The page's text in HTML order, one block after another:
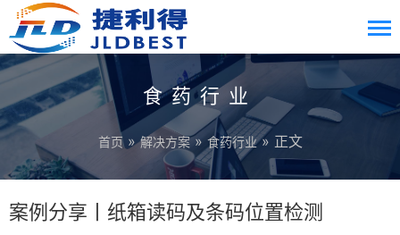
食药行业
首页 »解决方案» 食药行业» 正文
案例分享丨纸箱读码及条码位置检测